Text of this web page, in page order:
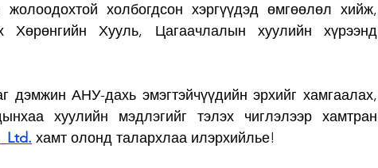
жолоодохтой холбогдсон хэргүүдэд өмгөөлөл хийж,
Хууль, Цагаачлалын хуулийн хүрээнд
дэмжин АНУ-дахь эмэгтэйчүүдийн эрхийг хамгаалах,
хуулийн мэдлэгийг тэлэх чиглэлээр хамтран
Ltd. хамт олонд талархлаа илэрхийлье!